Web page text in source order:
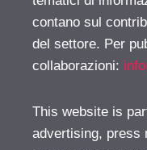
contano sul
del settore. Per
collaborazioni:
This website is
advertising, press